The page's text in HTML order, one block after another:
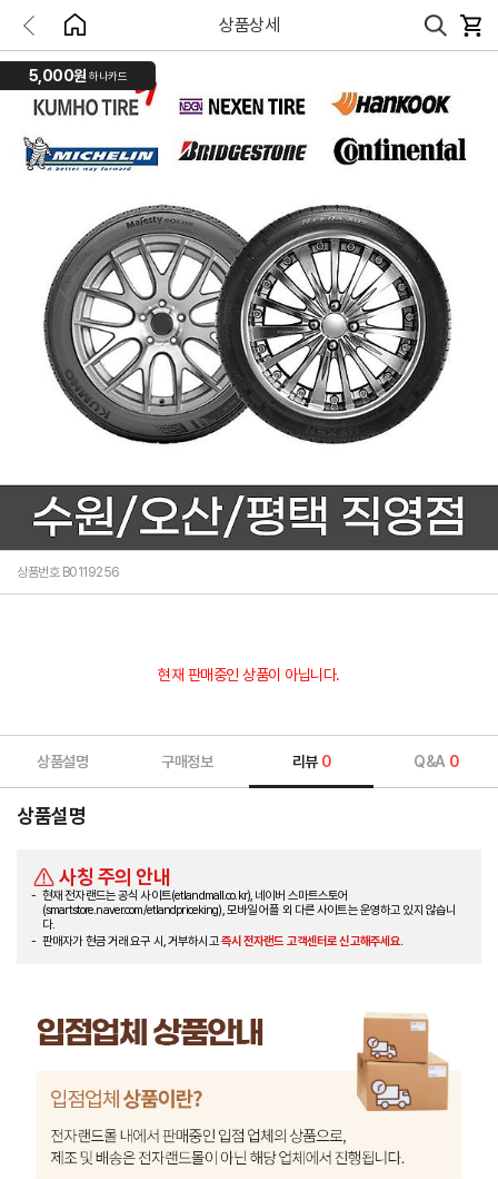
상품상세
5,000원 하나카드
상품번호 B0119256
현재 판매중인 상품이 아닙니다.
상품설명 구매정보 리뷰 0 Q&A 0
상품설명
사칭 주의 안내
현재 전자랜드는 공식 사이트(etlandmall.co.kr), 네이버 스마트스토어
(smartstore.naver.com/etlandpriceking), 모바일 어플 외 다른 사이트는 운영하고 있지 않습니
다.
판매자가 현금 거래 요구 시, 거부하시고즉시 전자랜드 고객센터로 신고해주세요.